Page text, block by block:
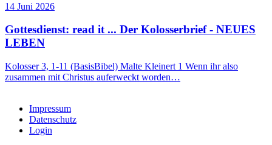
14 Juni 2026
Gottesdienst: read it ... Der Kolosserbrief - NEUES
LEBEN
Kolosser 3, 1-11 (BasisBibel) Malte Kleinert 1 Wenn ihr also
zusammen mit Christus auferweckt worden…
Impressum
Datenschutz
Login